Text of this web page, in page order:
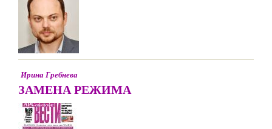
Ирина Гребнева
ЗАМЕНА РЕЖИМА